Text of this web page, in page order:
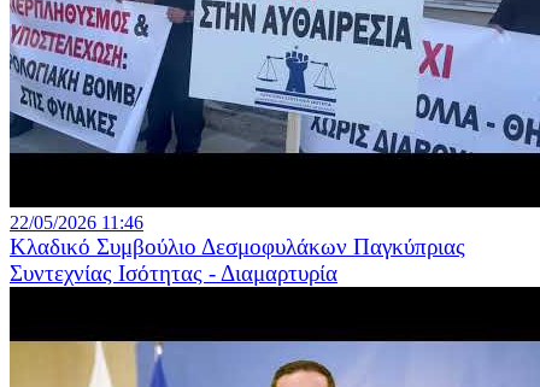
22/05/2026 11:46
Κλαδικό Συμβούλιο Δεσμοφυλάκων Παγκύπριας
Συντεχνίας Ισότητας - Διαμαρτυρία